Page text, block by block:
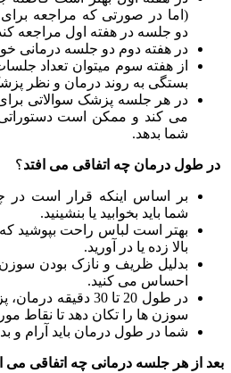
(اما در صورتی که مراجعه
دو جلسه در هفته اول مراجعه
در هفته دوم دو جلسه درمانی
از هفته سوم میتوان تعداد
بستگی به روند درمان و نظر
در هر جلسه پزشک سوالاتی برای
می­ کند و ممکن است دستوراتی
شما بدهد.
در طول درمان چه اتفاقی می افتد؟
بر اساس اینکه قرار است
شما باید بخوابید یا بنشینید.
بهتر است لباس راحت بپوشید
بالا زده یا در آورید.
بدلیل ظریف و نازک بودن سوزن­
احساس می ­کنید.
در طول 20 تا 30
سوزن­ ها را تکان دهد تا نقاط
شما در طول درمان باید آرام و
بعد از هر جلسه درمانی چه اتفاقی می